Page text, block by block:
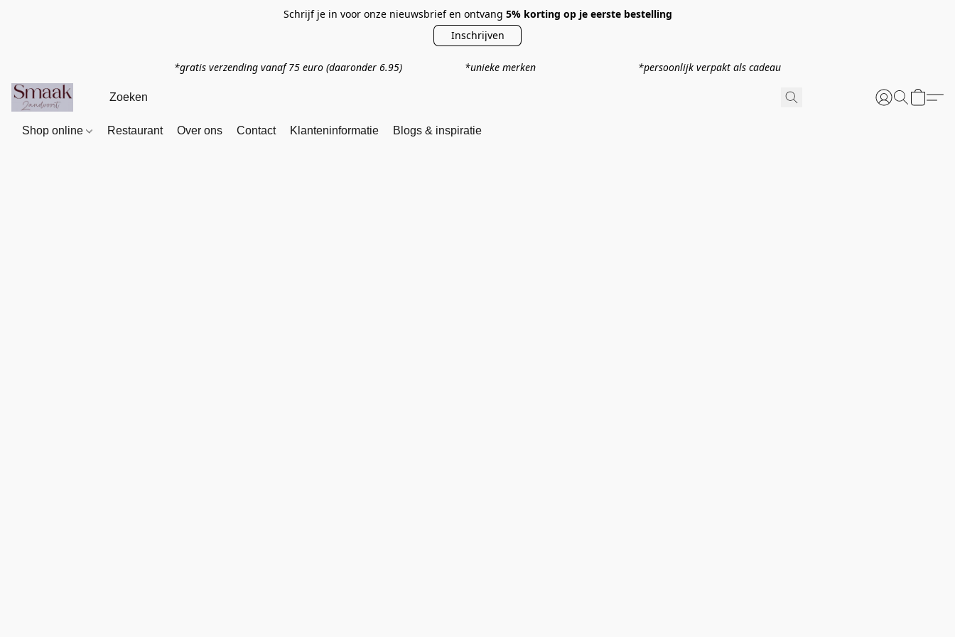
Schrijf je in voor onze nieuwsbrief en ontvang 5% korting op je eerste bestelling
Inschrijven
*gratis verzending vanaf 75 euro (daaronder 6.95) *unieke merken *persoonlijk verpakt als cadeau
Shop online Restaurant Over ons Contact Klanteninformatie Blogs & inspiratie